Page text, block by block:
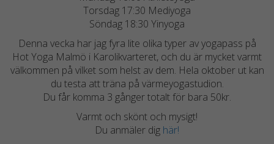
Torsdag 17:30 Mediyoga
Söndag 18:30 Yinyoga
Denna vecka har jag fyra lite olika typer av yogapass på
Hot Yoga Malmö i Karolikvarteret, och du är mycket varmt
välkommen på vilket som helst av dem. Hela oktober ut kan
du testa att träna på värmeyogastudion.
Du får komma 3 gånger totalt för bara 50kr.
Varmt och skönt och mysigt!
Du anmäler dig här!
Upplevelse
För att vår
hemsida ska
prestera så
bra som
möjligt
under ditt
besök. Om
du nekar de